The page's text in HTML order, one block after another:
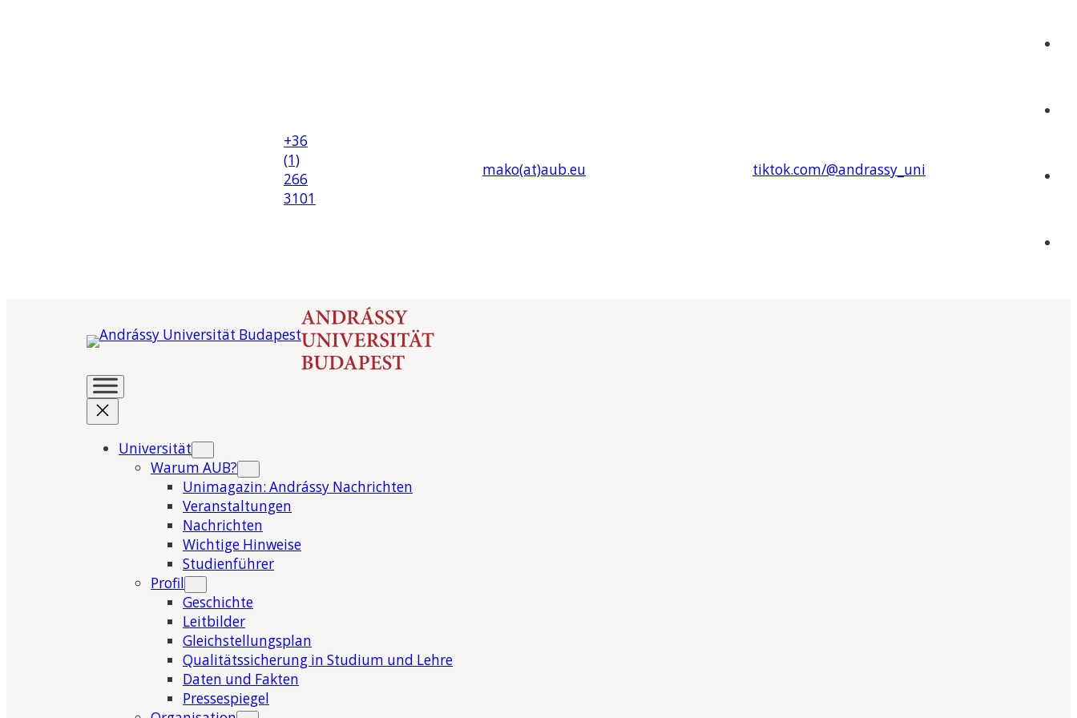
+36
(1)
266
3101
mako(at)aub.eu tiktok.com/@andrassy_uni
Universität
Warum AUB?
Unimagazin: Andrássy Nachrichten
Veranstaltungen
Nachrichten
Wichtige Hinweise
Studienführer
Profil
Geschichte
Leitbilder
Gleichstellungsplan
Qualitätssicherung in Studium und Lehre
Daten und Fakten
Pressespiegel